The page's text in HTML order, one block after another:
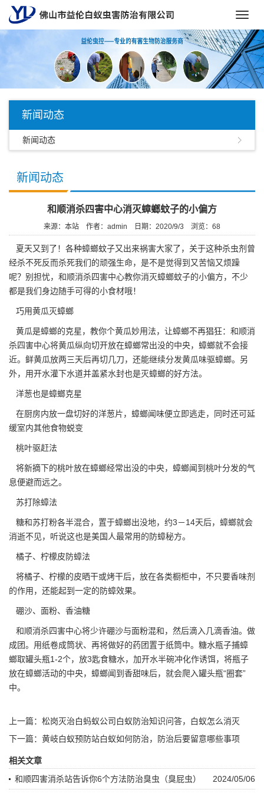
新闻动态
新闻动态
新闻动态
和顺消杀四害中心消灭蟑螂蚊子的小偏方
来源：本站 作者：admin 日期：2020/9/3 浏览： 68
夏天又到了！各种蟑螂蚊子又出来祸害大家了，关于这种杀虫剂曾
经杀不死反而杀死我们的顽强生命，是不是觉得到又苦恼又烦躁
呢？别担忧， 和顺消杀四害中心教你消灭蟑螂蚊子的小偏方，不少
都是我们身边随手可得的小食材哦！
巧用黄瓜灭蟑螂
黄瓜是蟑螂的克星，教你个黄瓜妙用法，让蟑螂不再猖狂：和顺消
杀四害中心将黄瓜纵向切开放在蟑螂常出没的中央，蟑螂就不会接
近。鲜黄瓜放两三天后再切几刀，还能继续分发黄瓜味驱蟑螂。另
外，用开水灌下水道并盖紧水封也是灭蟑螂的好方法。
洋葱也是蟑螂克星
在厨房内放一盘切好的洋葱片，蟑螂闻味便立即逃走，同时还可延
缓室内其他食物蜕变
桃叶驱赶法
将新摘下的桃叶放在蟑螂经常出没的中央，蟑螂闻到桃叶分发的气
息便避而远之。
苏打除蟑法
糖和苏打粉各半混合，置于蟑螂出没地，约3－14天后，蟑螂就会
消逝不见，听说这也是美国人最常用的防蟑秘方。
橘子、柠檬皮防蟑法
将橘子、柠檬的皮晒干或烤干后，放在各类橱柜中，不只要香味剂
的作用，还能起到一定的防蟑效果。
硼沙、面粉、香油糖
和顺消杀四害中心将少许硼沙与面粉混和，然后滴入几滴香油。做
成团。用纸卷成筒状、再将做好的药团置于纸筒中。糖水瓶子捕蟑
螂取罐头瓶1-2个，放3匙食糖水，加开水半碗冲化作诱饵，将瓶子
放在蟑螂活动的中央，蟑螂闻到香甜味后，就会爬入罐头瓶“圈套”
中。
上一篇： 松岗灭治白蚂蚁公司白蚁防治知识问答，白蚁怎么消灭
下一篇： 黄岐白蚁预防站白蚁如何防治，防治后要留意哪些事项
相关文章
2024/05/06
和顺四害消杀站告诉你6个方法防治臭虫（臭屁虫）